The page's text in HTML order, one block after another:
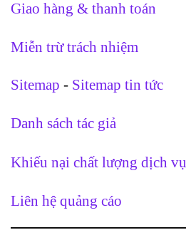
Giao hàng & thanh toán
Miễn trừ trách nhiệm
Sitemap - Sitemap tin tức
Danh sách tác giả
Khiếu nại chất lượng dịch vụ
Liên hệ quảng cáo